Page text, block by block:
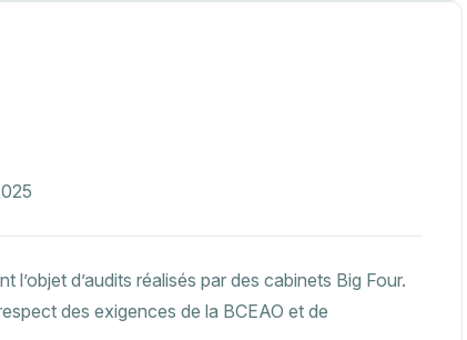
d’audits réalisés par des cabinets Big Four.
des exigences de la BCEAO et de